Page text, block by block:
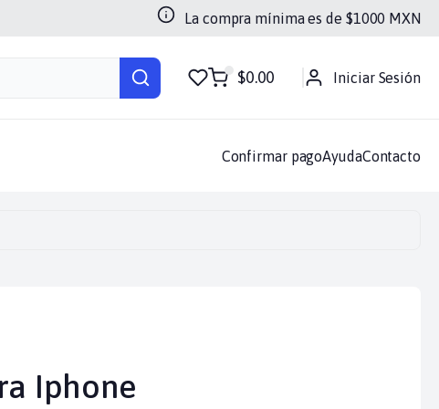
La compra mínima es de $1000 MXN
$0.00 Iniciar Sesión
Memorias
Confirmar pagoAyudaContacto
Iphone